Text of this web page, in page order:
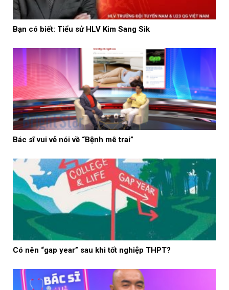
Bạn có biết: Tiểu sử HLV Kim Sang Sik
Bác sĩ vui vẻ nói về “Bệnh mê trai”
Có nên “gap year” sau khi tốt nghiệp THPT?